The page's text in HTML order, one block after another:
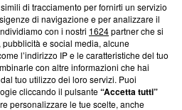
trasparenti su Blasting
e su come ci impegniamo a
afferma la nostra aderenza a
Blasting News non è
ma ha richiesto di farne
effettuato una verifica di
di tracciamento per fornirti un servizio
di navigazione e per analizzare il
con i nostri 1624partner che si
e social media, alcune
l’indirizzo IP e le caratteristiche del tuo
con altre informazioni che hai
tuo utilizzo dei loro servizi. Puoi
cliccando il pulsante“Accetta tutti”
personalizzare le tue scelte, anche